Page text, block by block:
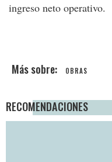
ingreso neto operativo.
OBRAS
RECOMENDACIONES